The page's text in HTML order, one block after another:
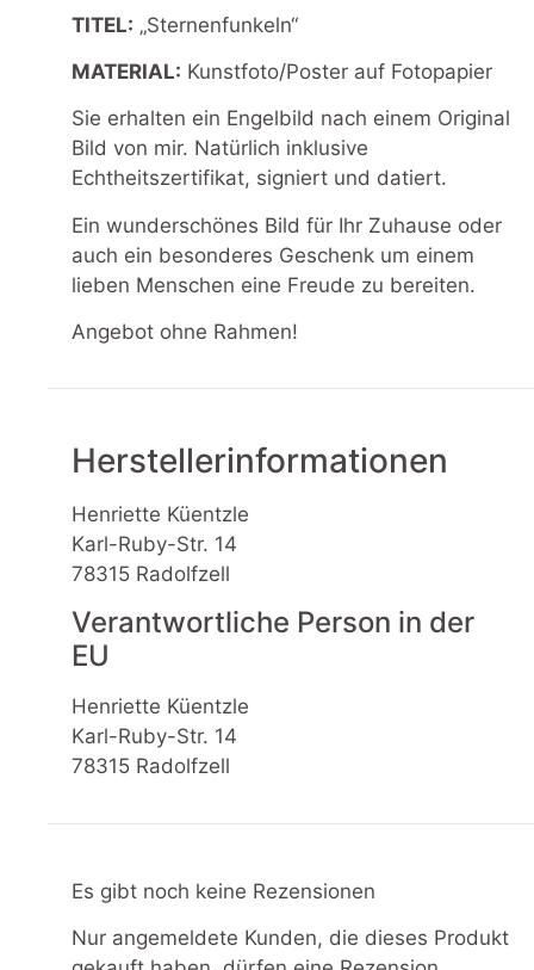
TITEL: „Sternenfunkeln“
MATERIAL: Kunstfoto/Poster auf Fotopapier
Sie erhalten ein Engelbild nach einem Original
Bild von mir. Natürlich inklusive
Echtheitszertifikat, signiert und datiert.
Ein wunderschönes Bild für Ihr Zuhause oder
auch ein besonderes Geschenk um einem
lieben Menschen eine Freude zu bereiten.
Angebot ohne Rahmen!
Herstellerinformationen
Henriette Küentzle
Karl-Ruby-Str. 14
78315 Radolfzell
Verantwortliche Person in der
EU
Henriette Küentzle
Karl-Ruby-Str. 14
78315 Radolfzell
Es gibt noch keine Rezensionen
Nur angemeldete Kunden, die dieses Produkt